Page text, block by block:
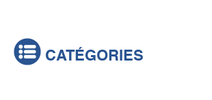
CATÉGORIES